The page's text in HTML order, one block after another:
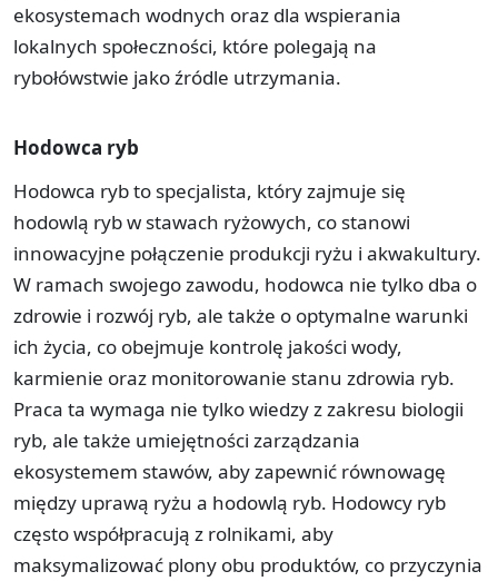
ekosystemach wodnych oraz dla wspierania
lokalnych społeczności, które polegają na
rybołówstwie jako źródle utrzymania.
Hodowca ryb
Hodowca ryb to specjalista, który zajmuje się
hodowlą ryb w stawach ryżowych, co stanowi
innowacyjne połączenie produkcji ryżu i akwakultury.
W ramach swojego zawodu, hodowca nie tylko dba o
zdrowie i rozwój ryb, ale także o optymalne warunki
ich życia, co obejmuje kontrolę jakości wody,
karmienie oraz monitorowanie stanu zdrowia ryb.
Praca ta wymaga nie tylko wiedzy z zakresu biologii
ryb, ale także umiejętności zarządzania
ekosystemem stawów, aby zapewnić równowagę
między uprawą ryżu a hodowlą ryb. Hodowcy ryb
często współpracują z rolnikami, aby
maksymalizować plony obu produktów, co przyczynia